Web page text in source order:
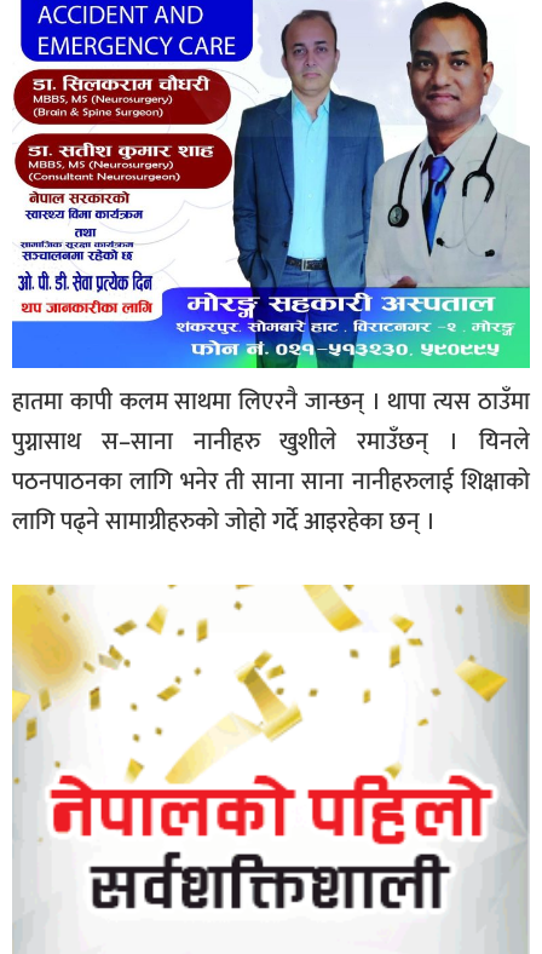
हातमा कापी कलम साथमा लिएरनै जान्छन् । थापा त्यस ठाउँमा
पुग्नासाथ स–साना नानीहरु खुशीले रमाउँछन् । यिनले
पठनपाठनका लागि भनेर ती साना साना नानीहरुलाई शिक्षाको
लागि पढ्ने सामाग्रीहरुको जोहो गर्दे आइरहेका छन् ।